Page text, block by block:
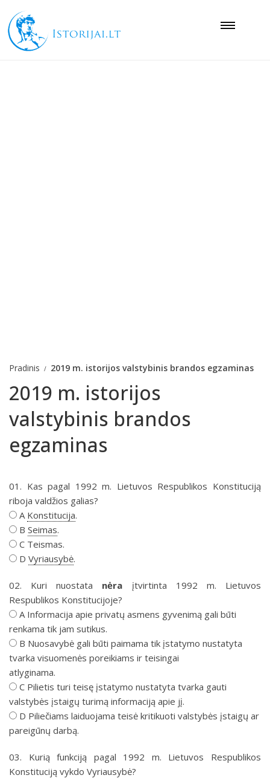
Pradinis 2019 m. istorijos valstybinis brandos egzaminas
2019 m. istorijos
valstybinis brandos
egzaminas
01. Kas pagal 1992 m. Lietuvos Respublikos Konstituciją
riboja valdžios galias?
A Konstitucija.
B Seimas.
C Teismas.
D Vyriausybė.
02. Kuri nuostata nėra įtvirtinta 1992 m. Lietuvos
Respublikos Konstitucijoje?
A Informacija apie privatų asmens gyvenimą gali būti
renkama tik jam sutikus.
B Nuosavybė gali būti paimama tik įstatymo nustatyta
tvarka visuomenės poreikiams ir teisingai
atlyginama.
C Pilietis turi teisę įstatymo nustatyta tvarka gauti
valstybės įstaigų turimą informaciją apie jį.
D Piliečiams laiduojama teisė kritikuoti valstybės įstaigų ar
pareigūnų darbą.
03. Kurią funkciją pagal 1992 m. Lietuvos Respublikos
Konstituciją vykdo Vyriausybė?